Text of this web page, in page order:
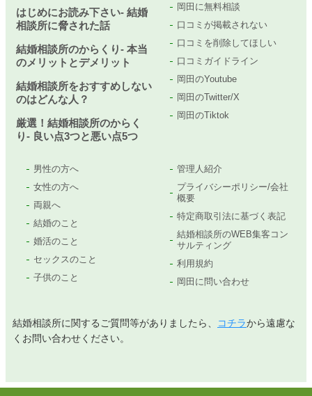
はじめにお読み下さい- 結婚
相談所に脅された話
結婚相談所のからくり- 本当
のメリットとデメリット
結婚相談所をおすすめしない
のはどんな人？
厳選！結婚相談所のからく
り- 良い点3つと悪い点5つ
岡田に無料相談
口コミが掲載されない
口コミを削除してほしい
口コミガイドライン
岡田のYoutube
岡田のTwitter/X
岡田のTiktok
男性の方へ
女性の方へ
両親へ
結婚のこと
婚活のこと
セックスのこと
子供のこと
管理人紹介
プライバシーポリシー/会社
概要
特定商取引法に基づく表記
結婚相談所のWEB集客コン
サルティング
利用規約
岡田に問い合わせ
結婚相談所に関するご質問等がありましたら、 コチラから遠慮な
くお問い合わせください。